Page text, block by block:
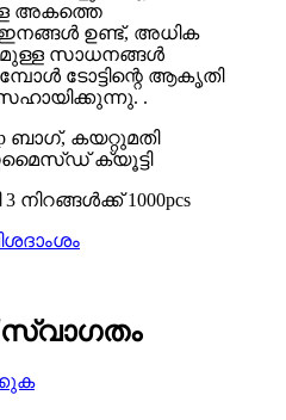
അകത്തെ
ഇനങ്ങൾ ഉണ്ട്, അധിക
സാധനങ്ങൾ
ടോട്ടിന്റെ ആകൃതി
.
ബാഗ്, കയറ്റുമതി
ക്യൂട്ടി
നിറങ്ങൾക്ക് 1000pcs
സ്വാഗതം